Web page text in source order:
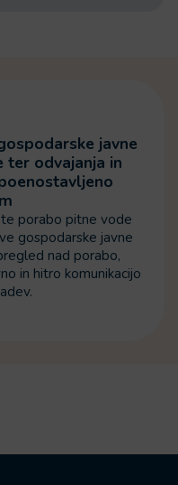
javne
ter odvajanja in
porabo pitne vode
gospodarske javne
nad porabo,
in hitro komunikacijo